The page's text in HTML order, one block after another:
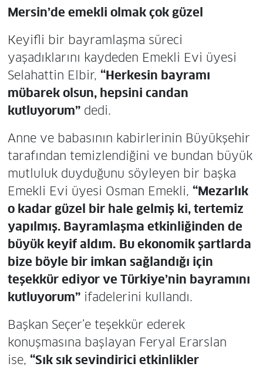
Mersin’de emekli olmak çok güzel
Keyifli bir bayramlaşma süreci
yaşadıklarını kaydeden Emekli Evi üyesi
Selahattin Elbir, “Herkesin bayramı
mübarek olsun, hepsini candan
kutluyorum”dedi.
Anne ve babasının kabirlerinin Büyükşehir
tarafından temizlendiğini ve bundan büyük
mutluluk duyduğunu söyleyen bir başka
Emekli Evi üyesi Osman Emekli, “Mezarlık
o kadar güzel bir hale gelmiş ki, tertemiz
yapılmış. Bayramlaşma etkinliğinden de
büyük keyif aldım. Bu ekonomik şartlarda
bize böyle bir imkan sağlandığı için
teşekkür ediyor ve Türkiye’nin bayramını
kutluyorum”ifadelerini kullandı.
Başkan Seçer’e teşekkür ederek
konuşmasına başlayan Feryal Erarslan
ise, “Sık sık sevindirici etkinlikler